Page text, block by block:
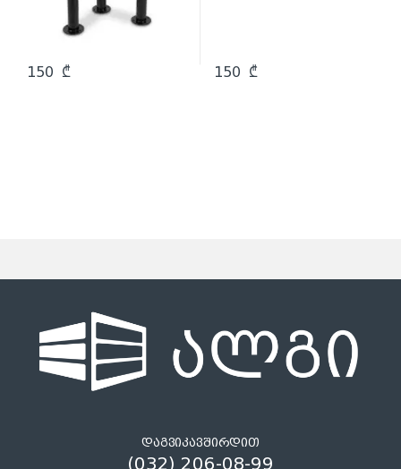
150₾ 150₾
დაგვიკავშირდით
(032) 206-08-99